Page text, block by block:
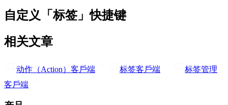
自定义「标签」快捷键
相关文章
动作（Action） 客戶端 标签客戶端
标签管理
客戶端